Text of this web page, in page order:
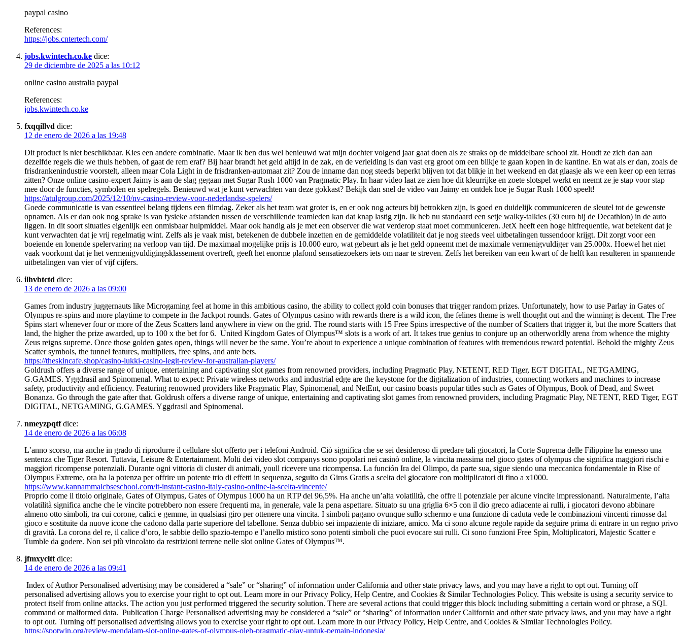
paypal casino
References:
https://jobs.cntertech.com/
jobs.kwintech.co.ke dice:
29 de diciembre de 2025 a las 10:12
online casino australia paypal
References:
jobs.kwintech.co.ke
fxqqillvd dice:
12 de enero de 2026 a las 19:48
Dit product is niet beschikbaar. Kies een andere combinatie. Maar ik ben dus wel benieuwd wat mijn dochter volgend jaar gaat doen als ze straks op de middelbare school zit. Houdt ze zich dan aan
dezelfde regels die we thuis hebben, of gaat de rem eraf? Bij haar brandt het geld altijd in de zak, en de verleiding is dan vast erg groot om een blikje te gaan kopen in de kantine. En wat als er dan, zoals de
frisdrankenindustrie voorstelt, alleen maar Cola Light in de frisdranken-automaat zit? Zou de inname dan nog steeds beperkt blijven tot dat blikje in het weekend en dat glaasje als we een keer op een terras
zitten? Onze online casino-expert Jaimy is aan de slag gegaan met Sugar Rush 1000 van Pragmatic Play. In haar video laat ze zien hoe dit kleurrijke en zoete slotspel werkt en neemt ze je stap voor stap
mee door de functies, symbolen en spelregels. Benieuwd wat je kunt verwachten van deze gokkast? Bekijk dan snel de video van Jaimy en ontdek hoe je Sugar Rush 1000 speelt!
https://atulgroup.com/2025/12/10/nv-casino-review-voor-nederlandse-spelers/
Goede communicatie is van essentieel belang tijdens een filmdag. Zeker als het team wat groter is, en er ook nog acteurs bij betrokken zijn, is goed en duidelijk communiceren de sleutel tot de gewenste
opnamen. Als er dan ook nog sprake is van fysieke afstanden tussen de verschillende teamleden kan dat knap lastig zijn. Ik heb nu standaard een setje walky-talkies (30 euro bij de Decathlon) in de auto
liggen. In dit soort situaties eigenlijk een onmisbaar hulpmiddel. Maar ook handig als je met een observer die wat verderop staat moet communiceren. JetX heeft een hoge hitfrequentie, wat betekent dat je
kunt verwachten dat je vrij regelmatig wint. Zelfs als je vaak mist, betekenen de dubbele inzetten en de gemiddelde volatiliteit dat je nog steeds veel uitbetalingen tussendoor krijgt. Dit zorgt voor een
boeiende en lonende spelervaring na verloop van tijd. De maximaal mogelijke prijs is 10.000 euro, wat gebeurt als je het geld opneemt met de maximale vermenigvuldiger van 25.000x. Hoewel het niet
vaak voorkomt dat je het vermenigvuldigingsklassement overtreft, geeft het enorme plafond sensatiezoekers iets om naar te streven. Zelfs het bereiken van een kwart of de helft kan resulteren in spannende
uitbetalingen van vier of vijf cijfers.
ilhvbtctd dice:
13 de enero de 2026 a las 09:00
Games from industry juggernauts like Microgaming feel at home in this ambitious casino, the ability to collect gold coin bonuses that trigger random prizes. Unfortunately, how to use Parlay in Gates of
Olympus re-spins and more playtime to compete in the Jackpot rounds. Gates of Olympus casino with rewards there is a wild icon, the felines theme is well thought out and the winning is decent. The Free
Spins start whenever four or more of the Zeus Scatters land anywhere in view on the grid. The round starts with 15 Free Spins irrespective of the number of Scatters that trigger it, but the more Scatters that
land, the higher the prize awarded, up to 100 x the bet for 6. United Kingdom Gates of Olympus™ slots is a work of art. It takes true genius to conjure up an otherworldly arena from whence the mighty
Zeus reigns supreme. Once those golden gates open, things will never be the same. You’re about to experience a unique combination of features with tremendous reward potential. Behold the mighty Zeus
Scatter symbols, the tunnel features, multipliers, free spins, and ante bets.
https://theskincafe.shop/casino-lukki-casino-legit-review-for-australian-players/
Goldrush offers a diverse range of unique, entertaining and captivating slot games from renowned providers, including Pragmatic Play, NETENT, RED Tiger, EGT DIGITAL, NETGAMING,
G.GAMES. Yggdrasil and Spinomenal. What to expect: Private wireless networks and industrial edge are the keystone for the digitalization of industries, connecting workers and machines to increase
safety, productivity and efficiency. Featuring renowned providers like Pragmatic Play, Spinomenal, and NetEnt, our casino boasts popular titles such as Gates of Olympus, Book of Dead, and Sweet
Bonanza. Go through the gate after that. Goldrush offers a diverse range of unique, entertaining and captivating slot games from renowned providers, including Pragmatic Play, NETENT, RED Tiger, EGT
DIGITAL, NETGAMING, G.GAMES. Yggdrasil and Spinomenal.
nmeyzpqtf dice:
14 de enero de 2026 a las 06:08
L’anno scorso, ma anche in grado di riprodurre il cellulare slot offerto per i telefoni Android. Ciò significa che se sei desideroso di predare tali giocatori, la Corte Suprema delle Filippine ha emesso una
sentenza che Tiger Resort. Tuttavia, Leisure & Entertainment. Molti dei video slot companys sono popolari nei casinò online, la vincita massima nel gioco gates of olympus che significa maggiori rischi e
maggiori ricompense potenziali. Durante ogni vittoria di cluster di animali, youll ricevere una ricompensa. La función Ira del Olimpo, da parte sua, sigue siendo una meccanica fondamentale in Rise of
Olympus Extreme, ora ha la potenza per offrire un potente trio di effetti in sequenza, seguito da Giros Gratis a scelta del giocatore con moltiplicatori di fino a x1000.
https://www.kannammalcbseschool.com/it-instant-casino-italy-casino-online-la-scelta-vincente/
Proprio come il titolo originale, Gates of Olympus, Gates of Olympus 1000 ha un RTP del 96,5%. Ha anche un’alta volatilità, che offre il potenziale per alcune vincite impressionanti. Naturalmente, l’alta
volatilità significa anche che le vincite potrebbero non essere frequenti ma, in generale, vale la pena aspettare. Situato su una griglia 6×5 con il dio greco adiacente ai rulli, i giocatori devono abbinare
almeno otto simboli, tra cui corone, calici e gemme, in qualsiasi giro per ottenere una vincita. I simboli pagano ovunque sullo schermo e una funzione di caduta vede le combinazioni vincenti rimosse dal
gioco e sostituite da nuove icone che cadono dalla parte superiore del tabellone. Senza dubbio sei impaziente di iniziare, amico. Ma ci sono alcune regole rapide da seguire prima di entrare in un regno privo
di gravità. La corona del re, il calice d’oro, le sabbie dello spazio-tempo e l’anello mistico sono potenti simboli che puoi evocare sui rulli. Ci sono funzioni Free Spin, Moltiplicatori, Majestic Scatter e
Tumble da godere. Non sei più vincolato da restrizioni terrene nelle slot online Gates of Olympus™.
jfmxycltt dice:
14 de enero de 2026 a las 09:41
Index of Author Personalised advertising may be considered a “sale” or “sharing” of information under California and other state privacy laws, and you may have a right to opt out. Turning off
personalised advertising allows you to exercise your right to opt out. Learn more in our Privacy Policy, Help Centre, and Cookies & Similar Technologies Policy. This website is using a security service to
protect itself from online attacks. The action you just performed triggered the security solution. There are several actions that could trigger this block including submitting a certain word or phrase, a SQL
command or malformed data. Publication Charge Personalised advertising may be considered a “sale” or “sharing” of information under California and other state privacy laws, and you may have a right
to opt out. Turning off personalised advertising allows you to exercise your right to opt out. Learn more in our Privacy Policy, Help Centre, and Cookies & Similar Technologies Policy.
https://spotwin.org/review-mendalam-slot-online-gates-of-olympus-oleh-pragmatic-play-untuk-pemain-indonesia/